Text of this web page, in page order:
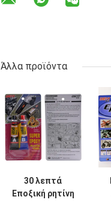
Άλλα προϊόντα
30 λεπτά
Εποξική ρητίνη